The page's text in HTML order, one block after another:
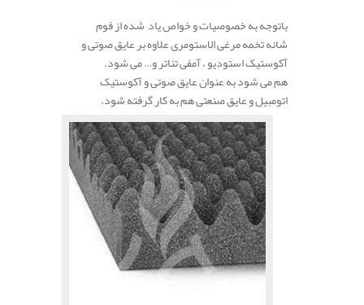
باتوجه به خصوصیات و خواص یاد شده از فوم
شانه تخمه مرغی الاستومری علاوه بر عایق صوتی و
آکوستیک استودیو ، آمفی تئاتر و… می شود.
هم می شود به عنوان عایق صوتی و آکوستیک
اتومبیل و عایق صنعتی هم به کار گرفته شود.